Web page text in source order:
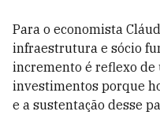
Para o economista
infraestrutura e sócio
incremento é reflexo
investimentos porque
e a sustentação desse